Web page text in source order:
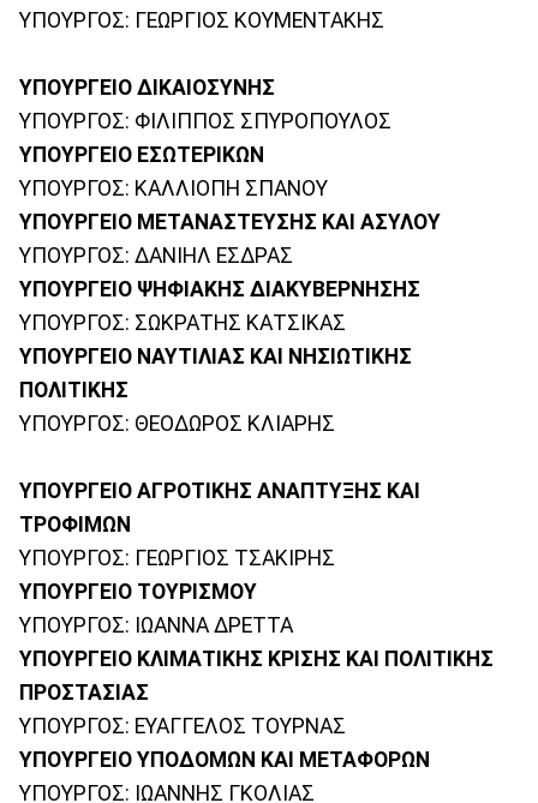
ΥΠΟΥΡΓΟΣ: ΓΕΩΡΓΙΟΣ ΚΟΥΜΕΝΤΑΚΗΣ
ΥΠΟΥΡΓΕΙΟ ΔΙΚΑΙΟΣΥΝΗΣ
ΥΠΟΥΡΓΟΣ: ΦΙΛΙΠΠΟΣ ΣΠΥΡΟΠΟΥΛΟΣ
ΥΠΟΥΡΓΕΙΟ ΕΣΩΤΕΡΙΚΩΝ
ΥΠΟΥΡΓΟΣ: ΚΑΛΛΙΟΠΗ ΣΠΑΝΟΥ
ΥΠΟΥΡΓΕΙΟ ΜΕΤΑΝΑΣΤΕΥΣΗΣ ΚΑΙ ΑΣΥΛΟΥ
ΥΠΟΥΡΓΟΣ: ΔΑΝΙΗΛ ΕΣΔΡΑΣ
ΥΠΟΥΡΓΕΙΟ ΨΗΦΙΑΚΗΣ ΔΙΑΚΥΒΕΡΝΗΣΗΣ
ΥΠΟΥΡΓΟΣ: ΣΩΚΡΑΤΗΣ ΚΑΤΣΙΚΑΣ
ΥΠΟΥΡΓΕΙΟ ΝΑΥΤΙΛΙΑΣ ΚΑΙ ΝΗΣΙΩΤΙΚΗΣ
ΠΟΛΙΤΙΚΗΣ
ΥΠΟΥΡΓΟΣ: ΘΕΟΔΩΡΟΣ ΚΛΙΑΡΗΣ
ΥΠΟΥΡΓΕΙΟ ΑΓΡΟΤΙΚΗΣ ΑΝΑΠΤΥΞΗΣ ΚΑΙ
ΤΡΟΦΙΜΩΝ
ΥΠΟΥΡΓΟΣ: ΓΕΩΡΓΙΟΣ ΤΣΑΚΙΡΗΣ
ΥΠΟΥΡΓΕΙΟ ΤΟΥΡΙΣΜΟΥ
ΥΠΟΥΡΓΟΣ: ΙΩΑΝΝΑ ΔΡΕΤΤΑ
ΥΠΟΥΡΓΕΙΟ ΚΛΙΜΑΤΙΚΗΣ ΚΡΙΣΗΣ ΚΑΙ ΠΟΛΙΤΙΚΗΣ
ΠΡΟΣΤΑΣΙΑΣ
ΥΠΟΥΡΓΟΣ: ΕΥΑΓΓΕΛΟΣ ΤΟΥΡΝΑΣ
ΥΠΟΥΡΓΕΙΟ ΥΠΟΔΟΜΩΝ ΚΑΙ ΜΕΤΑΦΟΡΩΝ
ΥΠΟΥΡΓΟΣ: ΙΩΑΝΝΗΣ ΓΚΟΛΙΑΣ